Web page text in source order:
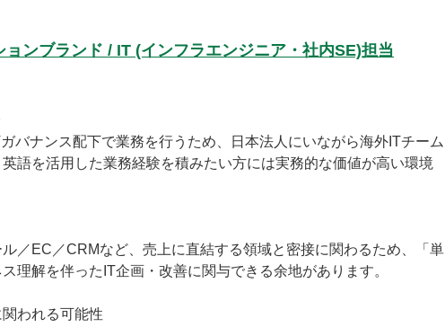
ンブランド / IT (インフラエンジニア・社内SE)担当
バナンス配下で業務を行うため、日本法人にいながら海外ITチーム
語を活用した業務経験を積みたい方には実務的な価値が高い環境
／EC／CRMなど、売上に直結する領域と密接に関わるため、「単
理解を伴ったIT企画・改善に関与できる余地があります。
われる可能性